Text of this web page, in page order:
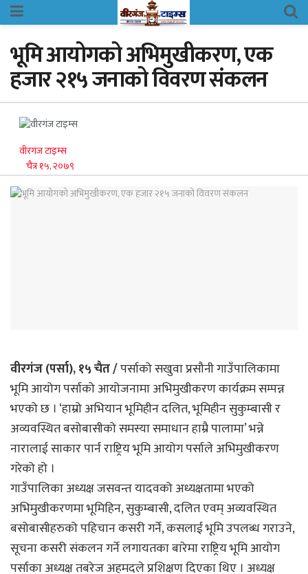
भूमि आयोगको अभिमुखीकरण, एक
हजार २१५ जनाको विवरण संकलन
वीरगंज टाइम्स
चैत्र १५, २०७९
वीरगंज (पर्सा), १५ चैत /पर्साको सखुवा प्रसौनी गाउँपालिकामा
भूमि आयोग पर्साको आयोजनामा अभिमुखीकरण कार्यक्रम सम्पन्न
भएको छ । ‘हाम्रो अभियान भूमिहीन दलित, भूमिहीन सुकुम्बासी र
अव्यवस्थित बसोबासीको समस्या समाधान हाम्रै पालामा’ भन्ने
नारालाई साकार पार्न राष्ट्रिय भूमि आयोग पर्साले अभिमुखीकरण
गरेको हो ।
गाउँपालिका अध्यक्ष जसवन्त यादवको अध्यक्षतामा भएको
अभिमुखीकरणमा भूमिहिन, सुकुम्बासी, दलित एवम् अव्यवस्थित
बसोबासीहरुको पहिचान कसरी गर्ने, कसलाई भूमि उपलब्ध गराउने,
सूचना कसरी संकलन गर्ने लगायतका बारेमा राष्ट्रिय भूमि आयोग
पर्साका अध्यक्ष तबरेज अहमदले प्रशिक्षण दिएका थिए । अध्यक्ष